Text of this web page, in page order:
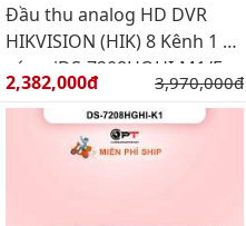
Đầu thu analog HD DVR
HIKVISION (HIK) 8 Kênh 1 Ổ
cứng iDS-7208HQHI-M1/E
Giá bán:
2,382,000đ Giá gốc:
3,970,000đ